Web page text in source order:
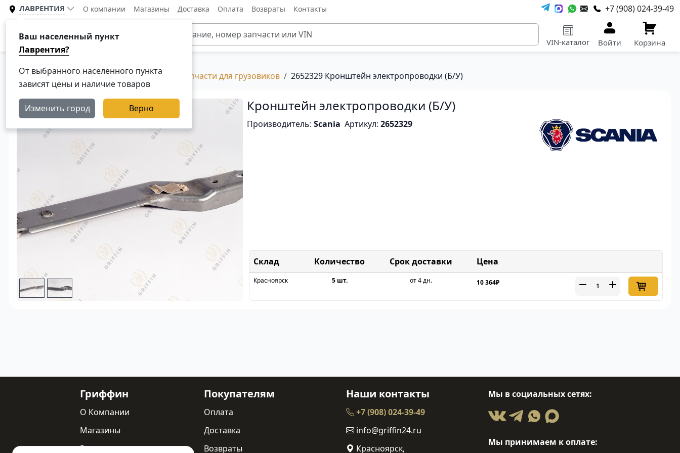
ЛАВРЕНТИЯ
Ваш населенный пункт
Лаврентия?
От выбранного населенного пункта
зависят цены и наличие товаров
Изменить город Верно
О компании Магазины Доставка Оплата Возвраты Контакты +7 (908) 024-39-49
Каталог
VIN-каталог Войти Корзина
Главная Каталог Разборка Скания, Б/У запчасти для грузовиков 2652329 Кронштейн электропроводки (Б/У)
Кронштейн электропроводки (Б/У)
Производитель:Scania Артикул:2652329
Склад Срок доставки Цена
Красноярск 5 шт. от 4 дн. 10 364₽
Гриффин
О Компании
Магазины
Реквизиты
Покупателям
Оплата
Доставка
Возвраты
Наши контакты
+7 (908) 024-39-49
info@griffin24.ru
Красноярск,
Мы в социальных сетях:
Мы принимаем к оплате: